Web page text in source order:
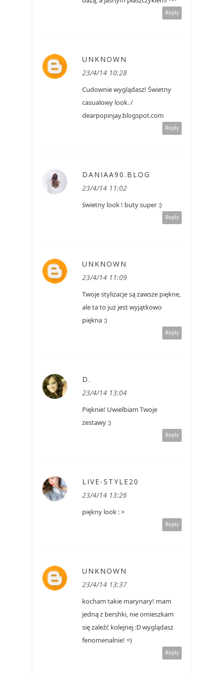
Reply
UNKNOWN
23/4/14 10:28
Cudownie wyglądasz! Świetny
casualowy look. /
dearpopinjay.blogspot.com
Reply
DANIAA90.BLOG
23/4/14 11:02
świetny look ! buty super :)
Reply
UNKNOWN
23/4/14 11:09
Twoje stylizacje są zawsze piękne,
ale ta to już jest wyjątkowo
piękna :)
Reply
D.
23/4/14 13:04
Pięknie! Uwielbiam Twoje
zestawy :)
Reply
LIVE-STYLE20
23/4/14 13:26
piękny look : >
Reply
UNKNOWN
23/4/14 13:37
kocham takie marynary! mam
jedną z bershki, nie omieszkam
się zaleźć kolejnej :D wyglądasz
fenomenalnie! =)
Reply